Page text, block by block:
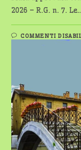
2026 – R.G. n. 7.
COMMENTI